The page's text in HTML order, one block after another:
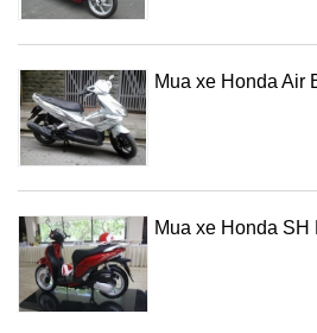
Mua xe Honda Air
Mua xe Honda SH